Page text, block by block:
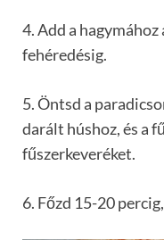
4. Add a
fehéredésig.
5. Öntsd a
darált húshoz, és a
fűszerkeveréket.
6. Főzd 15-20